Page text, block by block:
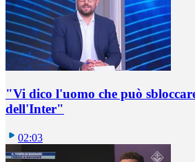
"Vi dico l'uomo che può
dell'Inter"
02:03